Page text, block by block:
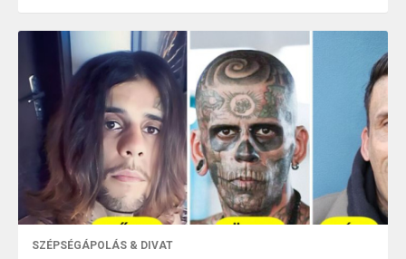
SZÉPSÉGÁPOLÁS & DIVAT